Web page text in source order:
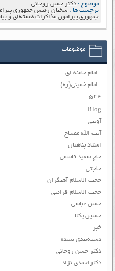
موضوع :دکتر حسن روحانی
برچسب ها :سخنان رئیس جمهوری
جمهوری پیرامون مذاکرات هسته‌ای و
موضوعات
-امام خامنه ای
-امام خمینی(ره)
۵۲۴
Blog
آوینی
آیت الله مصباح
استاد پناهیان
حاج سعید قاسمی
حاجتی
حجت الاسلام آهنگران
حجت الاسلام قرائتی
حسن عباسی
حسین یکتا
خبر
دسته‌بندی نشده
دکتر حسن روحانی
دکتراحمدی نژاد